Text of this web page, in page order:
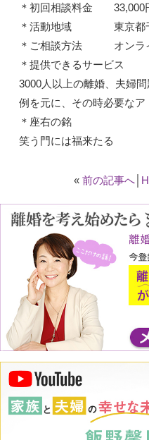
＊初回相談料金 33,000
＊活動地域 東京都
＊ご相談方法 オンラ
＊提供できるサービス
3000人以上の離婚、夫婦
例を元に、その時必要なア
＊座右の銘
笑う門には福来たる
« 前の記事へ